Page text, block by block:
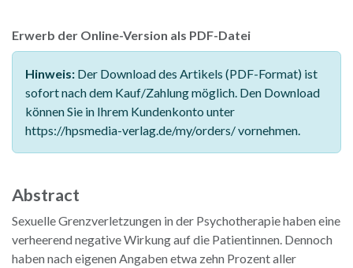
Erwerb der Online-Version als PDF-Datei
Hinweis: Der Download des Artikels (PDF-Format) ist
sofort nach dem Kauf/Zahlung möglich. Den Download
können Sie in Ihrem Kundenkonto unter
https://hpsmedia-verlag.de/my/orders/ vornehmen.
Abstract
Sexuelle Grenzverletzungen in der Psychotherapie haben eine
verheerend negative Wirkung auf die Patientinnen. Dennoch
haben nach eigenen Angaben etwa zehn Prozent aller